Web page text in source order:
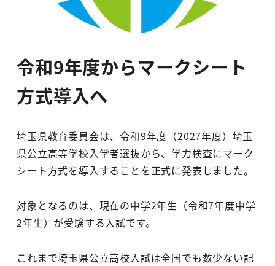
令和9年度からマークシート
方式導入へ
埼玉県教育委員会は、令和9年度（2027年度）埼玉
県公立高等学校入学者選抜から、学力検査にマーク
シート方式を導入することを正式に発表しました。
対象となるのは、現在の中学2年生（令和7年度中学
2年生）が受験する入試です。
これまで埼玉県公立高校入試は全国でも数少ない記